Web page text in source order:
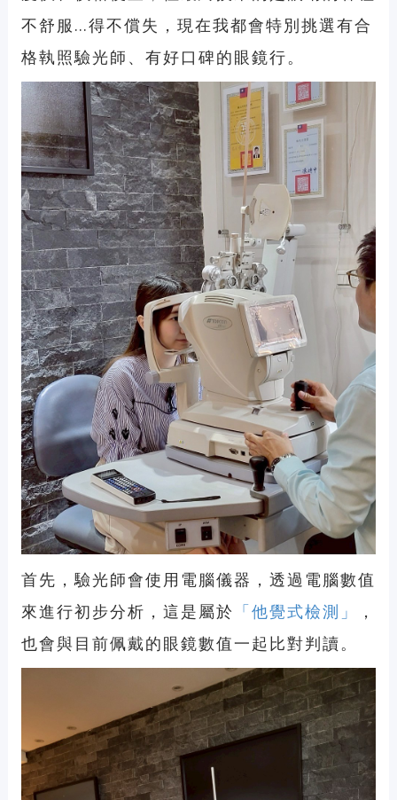
不舒服…得不償失，現在我都會特別挑選有合
格執照驗光師、有好口碑的眼鏡行。
首先，驗光師會使用電腦儀器，透過電腦數值
來進行初步分析，這是屬於 「他覺式檢測」
，
也會與目前佩戴的眼鏡數值一起比對判讀。